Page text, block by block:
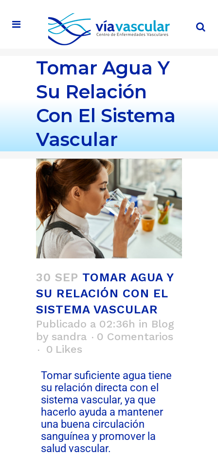
Tomar Agua Y
Su Relación
Con El Sistema
Vascular
30 SEP TOMAR AGUA Y
SU RELACIÓN CON EL
SISTEMA VASCULAR
Publicado a 02:36h in Blog
by sandra
0 Comentarios
0 Likes
Tomar suficiente agua tiene
su relación directa con el
sistema vascular, ya que
hacerlo ayuda a mantener
una buena circulación
sanguínea y promover la
salud vascular.